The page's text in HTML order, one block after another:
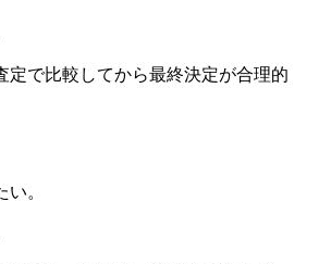
定で比較してから最終決定が合理的
。